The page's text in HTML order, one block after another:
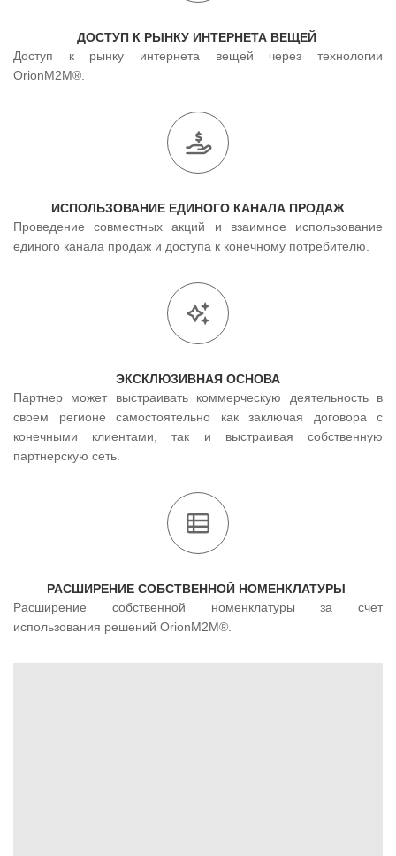
ДОСТУП К РЫНКУ ИНТЕРНЕТА ВЕЩЕЙ
Доступ к рынку интернета вещей через технологии
OrionM2M®.
ИСПОЛЬЗОВАНИЕ ЕДИНОГО КАНАЛА ПРОДАЖ
Проведение совместных акций и взаимное использование
единого канала продаж и доступа к конечному потребителю.
ЭКСКЛЮЗИВНАЯ ОСНОВА
Партнер может выстраивать коммерческую деятельность в
своем регионе самостоятельно как заключая договора с
конечными клиентами, так и выстраивая собственную
партнерскую сеть.
РАСШИРЕНИЕ СОБСТВЕННОЙ НОМЕНКЛАТУРЫ
Расширение собственной номенклатуры за счет
использования решений OrionM2M®.